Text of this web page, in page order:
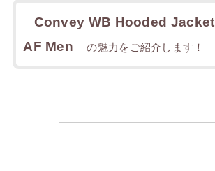
Convey WB Hooded Jacket
AF Menの魅力をご紹介します！